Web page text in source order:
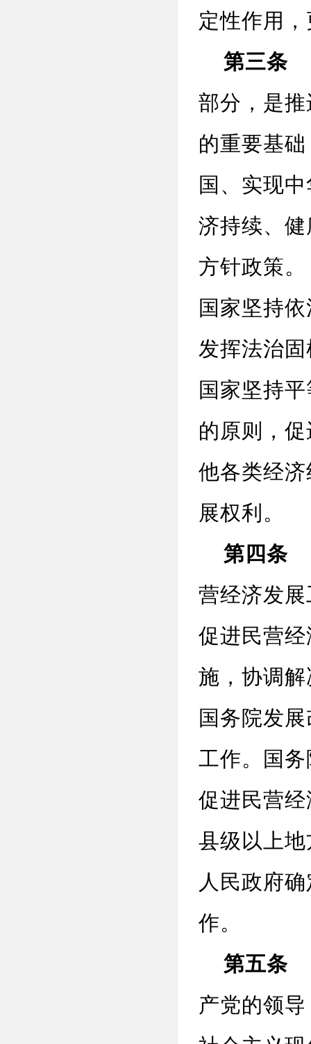
定性作用
第三条
部分，是
的重要基
国、实现
济持续、
方针政策。
国家坚持
发挥法治
国家坚持
的原则，
他各类经
展权利。
第四条
营经济发
促进民营
施，协调
国务院发
工作。国
促进民营
县级以上
人民政府
作。
第五条
产党的领